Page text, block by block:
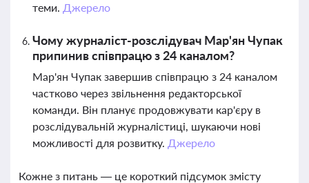
теми. Джерело
Чому журналіст-розслідувач Мар'ян Чупак
припинив співпрацю з 24 каналом?
Мар'ян Чупак завершив співпрацю з 24 каналом
частково через звільнення редакторської
команди. Він планує продовжувати кар'єру в
розслідувальній журналістиці, шукаючи нові
можливості для розвитку. Джерело
Кожне з питань — це короткий підсумок змісту